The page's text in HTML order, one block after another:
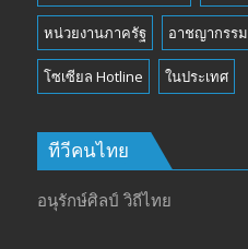
หน่วยงานภาครัฐ อาชญากรรม
โซเซียล Hotline ในประเทศ
ทีวีคนไทย
อนุรักษ์ศิลป์ วิถีไทย